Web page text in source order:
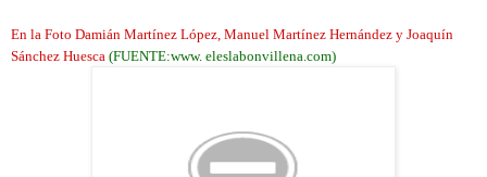
En la Foto Damián Martínez López, Manuel Martínez Hernández y Joaquín
Sánchez Huesca (FUENTE:www. eleslabonvillena.com)